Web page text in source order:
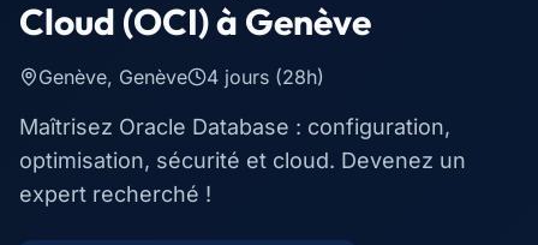
Cloud (OCI)à Genève
Genève, Genève 4 jours (28h)
Maîtrisez Oracle Database : configuration,
optimisation, sécurité et cloud. Devenez un
expert recherché !